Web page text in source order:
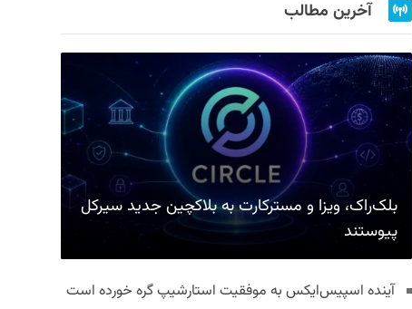
آخرین مطالب
بلک‌راک، ویزا و مسترکارت به بلاکچین جدید سیرکل
پیوستند
آینده اسپیس‌ایکس به موفقیت استارشیپ گره خورده است